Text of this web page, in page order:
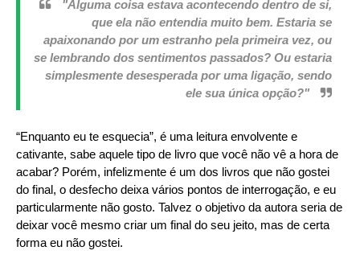
"Alguma coisa estava acontecendo dentro de si,
que ela não entendia muito bem. Estaria se
apaixonando por um estranho pela primeira vez, ou
se lembrando dos sentimentos passados? Ou estaria
simplesmente desesperada por uma ligação, sendo
ele sua única opção?"
“Enquanto eu te esquecia”, é uma leitura envolvente e
cativante, sabe aquele tipo de livro que você não vê a hora de
acabar? Porém, infelizmente é um dos livros que não gostei
do final, o desfecho deixa vários pontos de interrogação, e eu
particularmente não gosto. Talvez o objetivo da autora seria de
deixar você mesmo criar um final do seu jeito, mas de certa
forma eu não gostei.